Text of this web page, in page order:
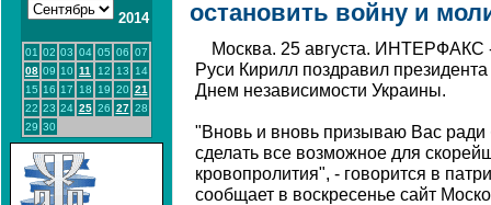
2014
01 02 03 04 05 06 07
08 09 10 11 12 13
14
15 16 17 18 19 20 21
22 23 24 25 26 27 28
29 30
остановить войну и
Москва. 25 августа. ИНТЕРФАКС
Руси Кирилл поздравил
Днем независимости Украины.
"Вновь и вновь призываю Вас ради
сделать все возможное для
кровопролития", - говорится в
сообщает в воскресенье сайт